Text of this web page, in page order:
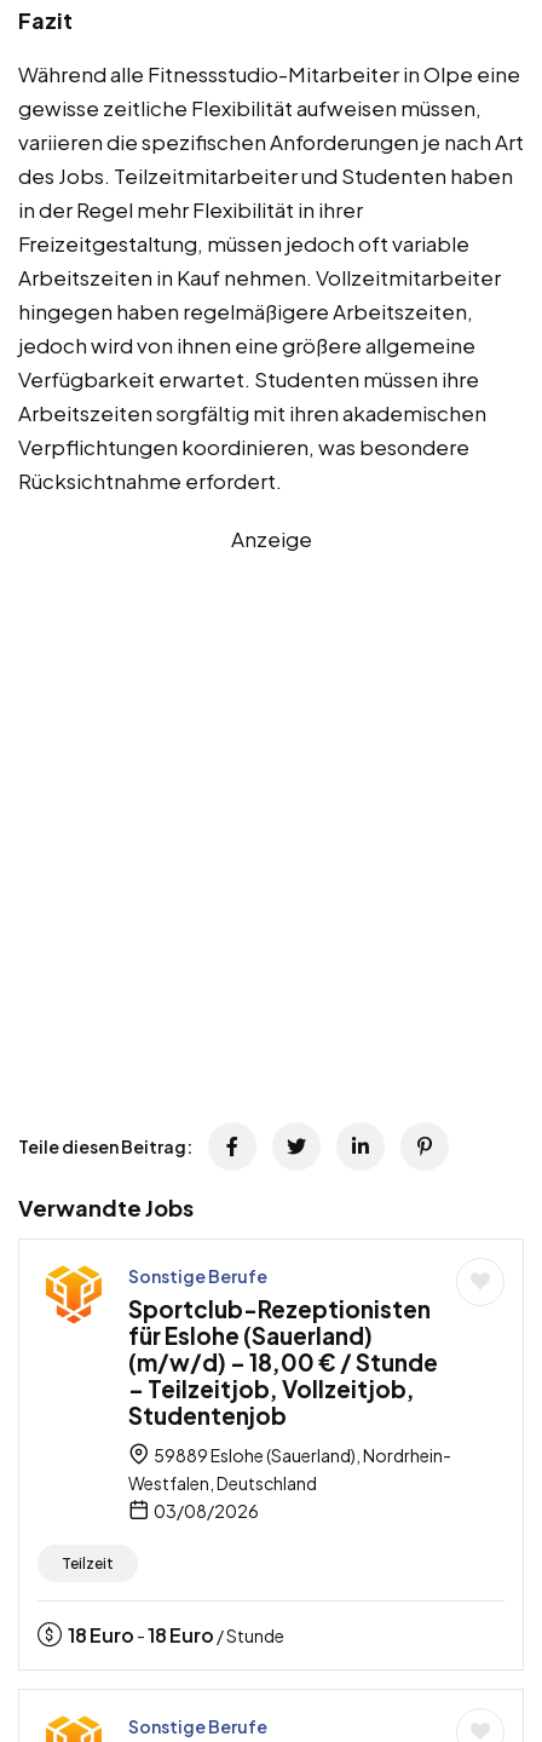
Fazit
Während alle Fitnessstudio-Mitarbeiter in Olpe eine
gewisse zeitliche Flexibilität aufweisen müssen,
variieren die spezifischen Anforderungen je nach Art
des Jobs. Teilzeitmitarbeiter und Studenten haben
in der Regel mehr Flexibilität in ihrer
Freizeitgestaltung, müssen jedoch oft variable
Arbeitszeiten in Kauf nehmen. Vollzeitmitarbeiter
hingegen haben regelmäßigere Arbeitszeiten,
jedoch wird von ihnen eine größere allgemeine
Verfügbarkeit erwartet. Studenten müssen ihre
Arbeitszeiten sorgfältig mit ihren akademischen
Verpflichtungen koordinieren, was besondere
Rücksichtnahme erfordert.
Anzeige
Teile diesen Beitrag:
Verwandte Jobs
Sonstige Berufe
Sportclub-Rezeptionisten
für Eslohe (Sauerland)
(m/w/d) – 18,00 € / Stunde
– Teilzeitjob, Vollzeitjob,
Studentenjob
59889 Eslohe (Sauerland), Nordrhein-
Westfalen, Deutschland
03/08/2026
Teilzeit
18Euro -18Euro / Stunde
Sonstige Berufe